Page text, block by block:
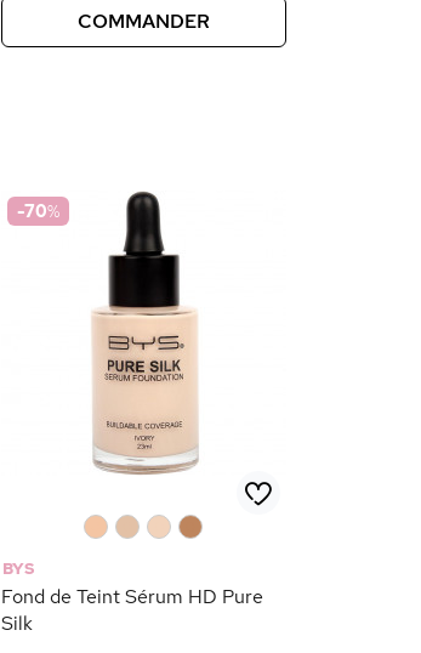
COMMANDER
-70%
BYS
Fond de Teint Sérum HD Pure
Silk